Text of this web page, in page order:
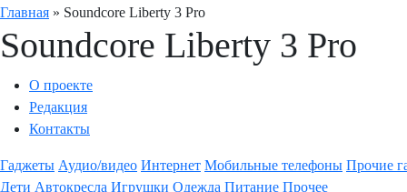
Главная » Soundcore Liberty 3 Pro
Soundcore Liberty 3 Pro
О проекте
Редакция
Контакты
Гаджеты Аудио/видео Интернет Мобильные телефоны Прочие
Дети Автокресла Игрушки Одежда Питание Прочее